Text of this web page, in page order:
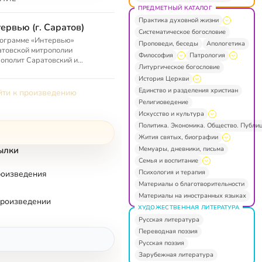
(г. Саратов)
«Интервью»
митрополии
Саратовский и
к произведению
ПРЕДМЕТНЫЙ КАТАЛОГ
Практика духовной жизни
Систематическое богословие
Проповеди, беседы
Апологетика
Философия
Патрология
Литургическое богословие
История Церкви
Единство и разделения христиан
Религиоведение
Искусство и культура
Политика. Экономика. Общество.
Жития святых, биографии
Мемуары, дневники, письма
Семья и воспитание
Психология и терапия
Материалы о благотворительности
Материалы на иностранных языках
ХУДОЖЕСТВЕННАЯ ЛИТЕРАТУРА
Русская литература
Переводная поэзия
Русская поэзия
Зарубежная литература